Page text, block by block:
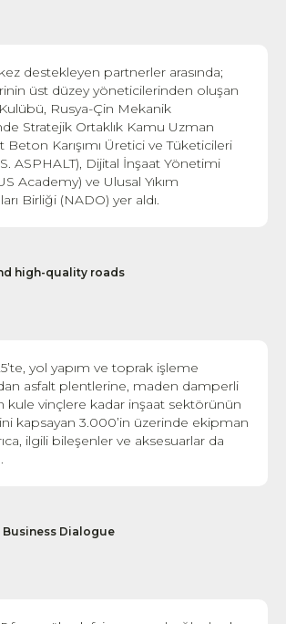
kez destekleyen partnerler arasında;
üst düzey yöneticilerinden oluşan
Rusya-Çin Mekanik
Stratejik Ortaklık Kamu Uzman
Beton Karışımı Üretici ve Tüketicileri
ASPHALT), Dijital İnşaat Yönetimi
Academy) ve Ulusal Yıkım
Birliği (NADO) yer aldı.
high-quality roads
yol yapım ve toprak işleme
asfalt plentlerine, maden damperli
kule vinçlere kadar inşaat sektörünün
kapsayan 3.000’in üzerinde ekipman
ilgili bileşenler ve aksesuarlar da
Dialogue